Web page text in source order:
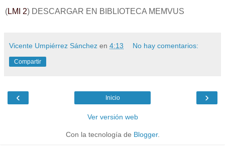
(LMI 2) DESCARGAR EN BIBLIOTECA MEMVUS
Vicente Umpiérrez Sánchez en 4:13 No hay comentarios:
Compartir
‹ ›
Inicio
Ver versión web
Con la tecnología de Blogger.